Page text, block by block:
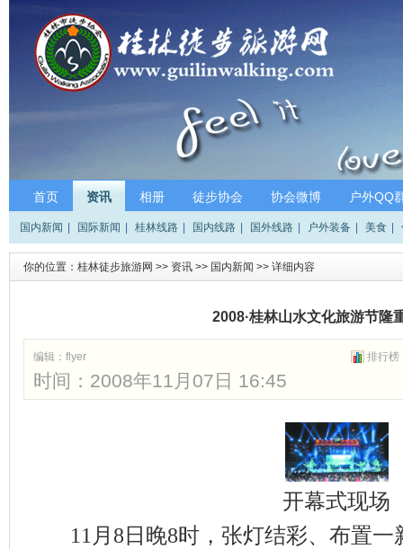
首页 资讯 相册 徒步协会 协会微博 户外QQ
国内新闻 国际新闻 桂林线路 国内线路 国外线路 户外装备 美食
你的位置： 桂林徒步旅游网 >> 资讯 >> 国内新闻 >> 详细内容
2008·桂林山水文化旅游节隆
排行榜
编辑： flyer
时间：2008年11月07日 16:45
开幕式现场
11月8日晚8时，张灯结彩、布置一